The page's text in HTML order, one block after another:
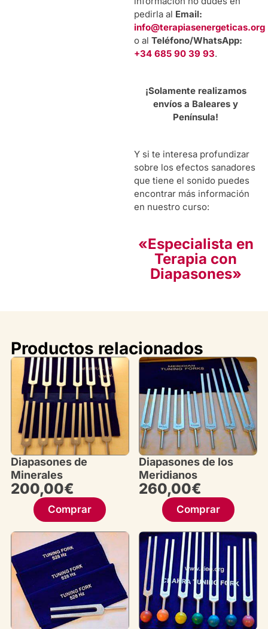
pedirla al Email:
info@terapiasenergeticas.org
o al Teléfono/WhatsApp:
+34 685 90 39 93.
¡Solamente realizamos
envíos a Baleares y
Península!
Y si te interesa profundizar
sobre los efectos sanadores
que tiene el sonido puedes
encontrar más información
en nuestro curso:
«Especialista en
Terapia con
Diapasones»
Productos relacionados
Diapasones de
Minerales
200,00€
Comprar
Diapasones de los
Meridianos
260,00€
Comprar